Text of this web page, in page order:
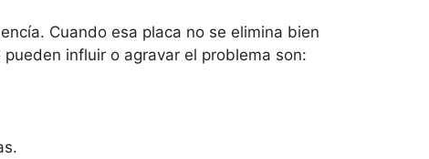
Cuando esa placa no se elimina bien
influir o agravar el problema son: